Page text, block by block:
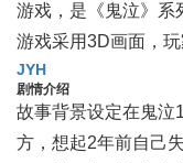
游戏，是《鬼泣》系
游戏采用3D画面，
JYH
剧情介绍
故事背景设定在鬼泣
方，想起2年前自己